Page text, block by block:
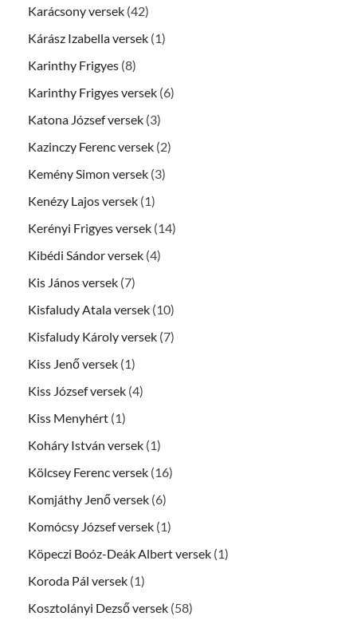
Karácsony versek (42)
Kárász Izabella versek (1)
Karinthy Frigyes (8)
Karinthy Frigyes versek (6)
Katona József versek (3)
Kazinczy Ferenc versek (2)
Kemény Simon versek (3)
Kenézy Lajos versek (1)
Kerényi Frigyes versek (14)
Kibédi Sándor versek (4)
Kis János versek (7)
Kisfaludy Atala versek (10)
Kisfaludy Károly versek (7)
Kiss Jenő versek (1)
Kiss József versek (4)
Kiss Menyhért (1)
Koháry István versek (1)
Kölcsey Ferenc versek (16)
Komjáthy Jenő versek (6)
Komócsy József versek (1)
Köpeczi Boóz-Deák Albert versek (1)
Koroda Pál versek (1)
Kosztolányi Dezső versek (58)